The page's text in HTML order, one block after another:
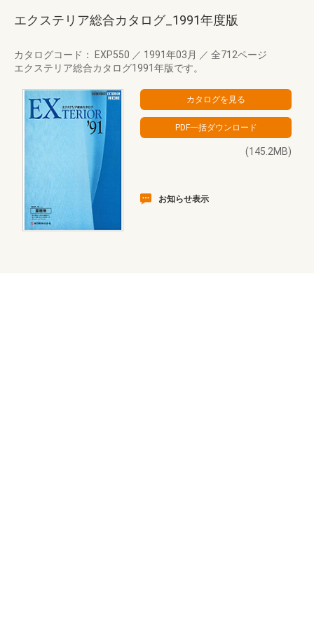
エクステリア総合カタログ_1991年度版
カタログコード： EXP550 ／ 1991年03月 ／ 全712ページ
エクステリア総合カタログ1991年版です。
(145.2MB)
お知らせ表示